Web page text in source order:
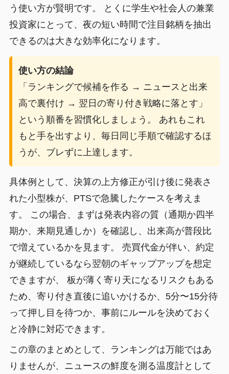
う使い方が賢明です。 とくに学生や社会人の兼業
投資家にとって、夜の短い時間で注目銘柄を抽出
できるのは大きな効率化になります。
使い方の結論
「ランキングで候補を作る → ニュースと出来
高で裏付け → 翌日の寄り付き戦略に落とす」
という順番を習慣化しましょう。 あれもこれ
もと手を出すより、毎日同じ手順で確認するほ
うが、ブレずに上達します。
具体例として、決算の上方修正が引け後に発表さ
れた小型株が、PTSで急騰したケースを考えま
す。 この場合、まずは発表内容の質（通期か四半
期か、来期見通しか）を確認し、出来高が普段比
で増えているかを見ます。 売買代金が伴い、約定
が継続しているなら翌朝のギャップアップを想定
できますが、 板が薄く寄り天になるリスクもある
ため、寄り付き直後に追いかけるか、5分〜15分待
って押し目を待つか、事前にルールを決めておく
と冷静に対応できます。
この章のまとめとして、ランキングは万能ではあ
りませんが、ニュースの鮮度を測る温度計として